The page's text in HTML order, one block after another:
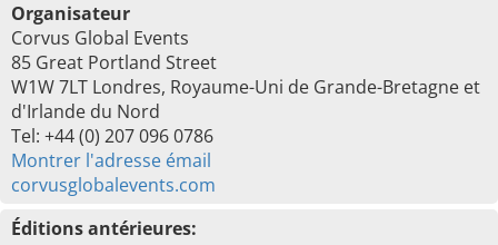
Organisateur
Corvus Global Events
85 Great Portland Street
W1W 7LT Londres, Royaume-Uni de Grande-Bretagne et
d'Irlande du Nord
Tel: +44 (0) 207 096 0786
Montrer l'adresse émail
corvusglobalevents.com
Éditions antérieures: